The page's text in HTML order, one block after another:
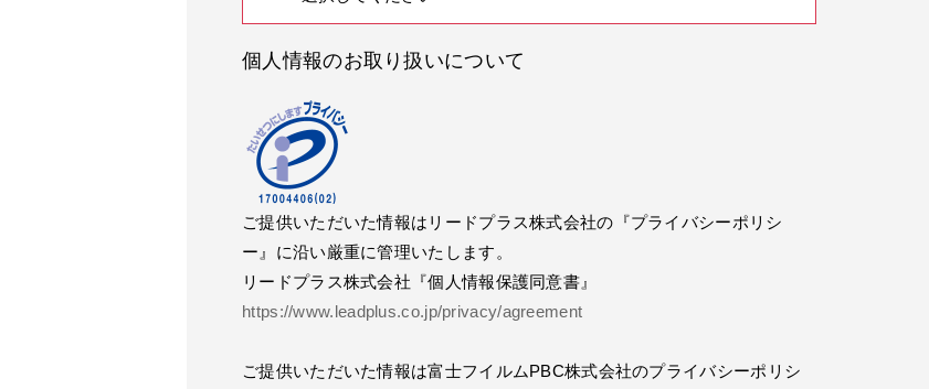
個人情報のお取り扱いについて
ご提供いただいた情報はリードプラス株式会社の『プライバシーポリシ
ー』に沿い厳重に管理いたします。
リードプラス株式会社『個人情報保護同意書』
https://www.leadplus.co.jp/privacy/agreement
ご提供いただいた情報は富士フイルムPBC株式会社のプライバシーポリシ